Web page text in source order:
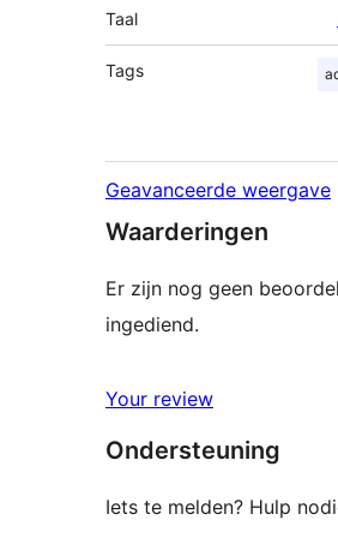
Taal
Tags
Geavanceerde weergave
Waarderingen
Er zijn nog geen
ingediend.
Your review
Ondersteuning
Iets te melden? Hulp